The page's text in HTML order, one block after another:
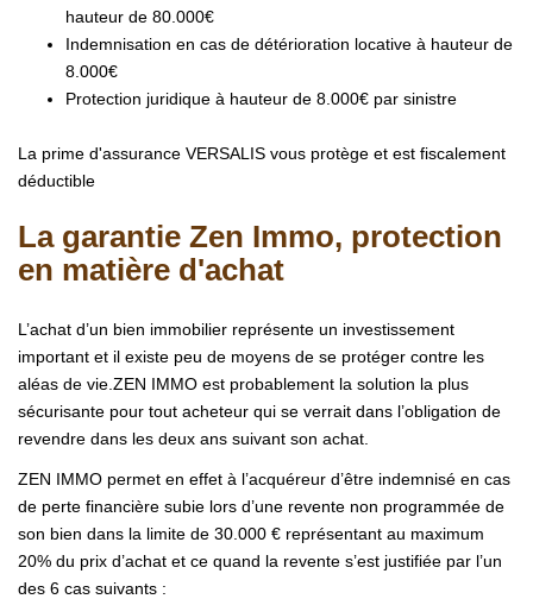
hauteur de 80.000€
Indemnisation en cas de détérioration locative à hauteur de
8.000€
Protection juridique à hauteur de 8.000€ par sinistre
La prime d'assurance VERSALIS vous protège et est fiscalement
déductible
La garantie Zen Immo, protection
en matière d'achat
L’achat d’un bien immobilier représente un investissement
important et il existe peu de moyens de se protéger contre les
aléas de vie.ZEN IMMO est probablement la solution la plus
sécurisante pour tout acheteur qui se verrait dans l’obligation de
revendre dans les deux ans suivant son achat.
ZEN IMMO permet en effet à l’acquéreur d’être indemnisé en cas
de perte financière subie lors d’une revente non programmée de
son bien dans la limite de 30.000 € représentant au maximum
20% du prix d’achat et ce quand la revente s’est justifiée par l’un
des 6 cas suivants :